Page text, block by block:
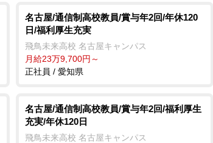
t
名古屋/通信制高校教員/賞与年2回/年休120
日/福利厚生充実
飛鳥未来高校 名古屋キャンパス
月給23万9,700円～
正社員 / 愛知県
名古屋/通信制高校教員/賞与年2回/福利厚生
充実/年休120日
飛鳥未来高校 名古屋キャンパス